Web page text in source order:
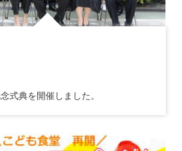
式典を開催しました。